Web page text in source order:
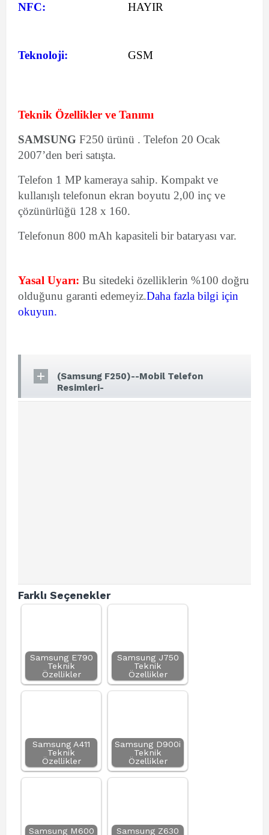
NFC: HAYIR
Teknoloji: GSM
Teknik Özellikler ve Tanımı
SAMSUNG F250 ürünü . Telefon 20 Ocak
2007’den beri satışta.
Telefon 1 MP kameraya sahip. Kompakt ve
kullanışlı telefonun ekran boyutu 2,00 inç ve
çözünürlüğü 128 x 160.
Telefonun 800 mAh kapasiteli bir bataryası var.
Yasal Uyarı: Bu sitedeki özelliklerin %100 doğru
olduğunu garanti edemeyiz.Daha fazla bilgi için
okuyun.
(Samsung F250)--Mobil Telefon
Resimleri-
Farklı Seçenekler
Samsung E790
Teknik
Özellikler
Samsung J750
Teknik
Özellikler
Samsung A411
Teknik
Özellikler
Samsung D900i
Teknik
Özellikler
Samsung M600
Samsung Z630